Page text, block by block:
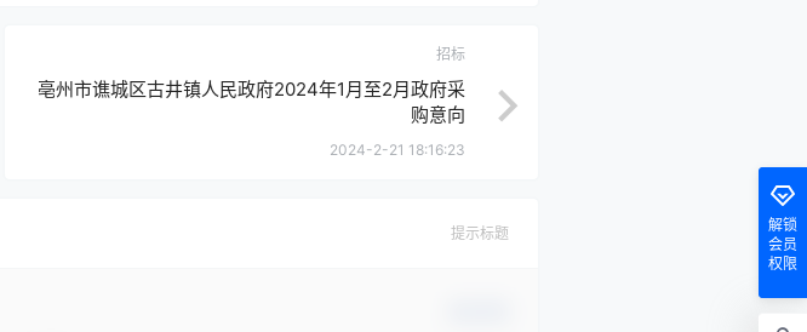
招标
亳州市谯城区古井镇人民政府2024年1月至2月政府采
购意向
2024-2-21 18:16:23
提示标题
解锁
会员
权限